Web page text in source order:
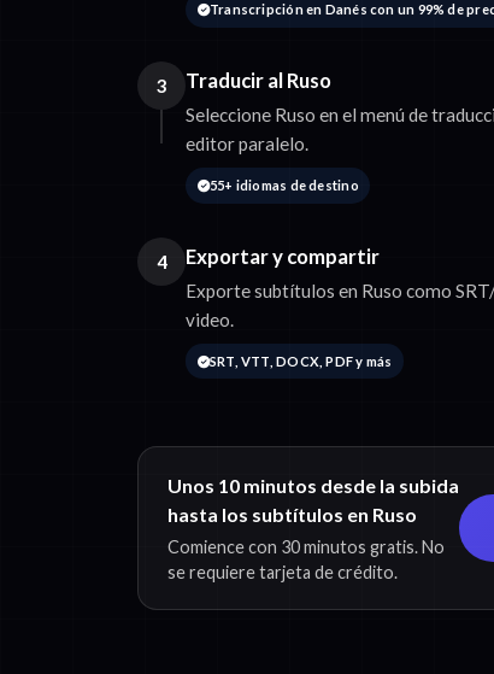
Transcripción en Danés con un 99% de
3 Traducir al Ruso
Seleccione Ruso en el menú de
editor paralelo.
55+ idiomas de destino
4 Exportar y compartir
Exporte subtítulos en Ruso como
video.
SRT, VTT, DOCX, PDF y más
Unos 10 minutos desde la subida
hasta los subtítulos en Ruso
Comience con 30 minutos gratis. No
se requiere tarjeta de crédito.